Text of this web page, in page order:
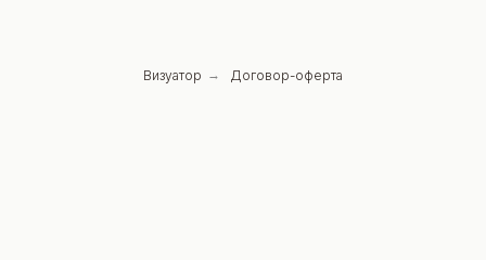
Визуатор → Договор-оферта